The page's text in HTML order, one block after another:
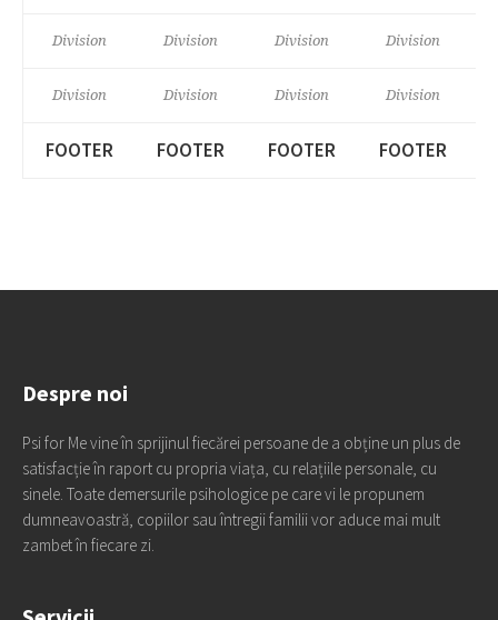
Division Division Division Division
Division Division Division Division
FOOTER FOOTER FOOTER FOOTER
Despre noi
Psi for Me vine în sprijinul fiecărei persoane de a obține un plus de
satisfacție în raport cu propria viața, cu relațiile personale, cu
sinele. Toate demersurile psihologice pe care vi le propunem
dumneavoastră, copiilor sau întregii familii vor aduce mai mult
zambet în fiecare zi.